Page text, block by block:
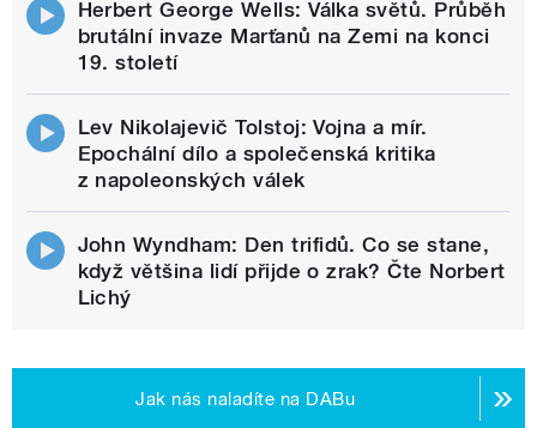
Herbert George Wells: Válka světů. Průběh
brutální invaze Marťanů na Zemi na konci
19. století
Lev Nikolajevič Tolstoj: Vojna a mír.
Epochální dílo a společenská kritika
z napoleonských válek
John Wyndham: Den trifidů. Co se stane,
když většina lidí přijde o zrak? Čte Norbert
Lichý
Jak nás naladíte na DABu